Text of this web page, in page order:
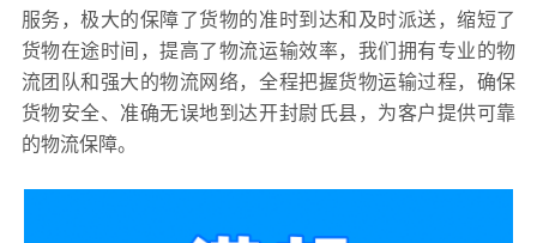
服务，极大的保障了货物的准时到达和及时派送，缩短了
货物在途时间，提高了物流运输效率，我们拥有专业的物
流团队和强大的物流网络，全程把握货物运输过程，确保
货物安全、准确无误地到达开封尉氏县，为客户提供可靠
的物流保障。